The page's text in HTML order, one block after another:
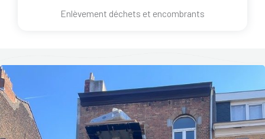
Enlèvement déchets et encombrants